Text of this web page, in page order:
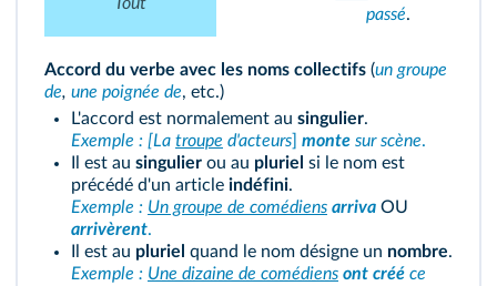
passé.
Accord du verbe avec les noms collectifs (un groupe
de, une poignée de, etc.)
L'accord est normalement au singulier.
Exemple : [La troupe d'acteurs monte sur scène.
Il est au singulier ou au pluriel si le nom est
précédé d'un article indéfini.
Exemple : Un groupe de comédiens arriva OU
arrivèrent.
Il est au pluriel quand le nom désigne un nombre.
Exemple : Une dizaine de comédiens ont créé ce